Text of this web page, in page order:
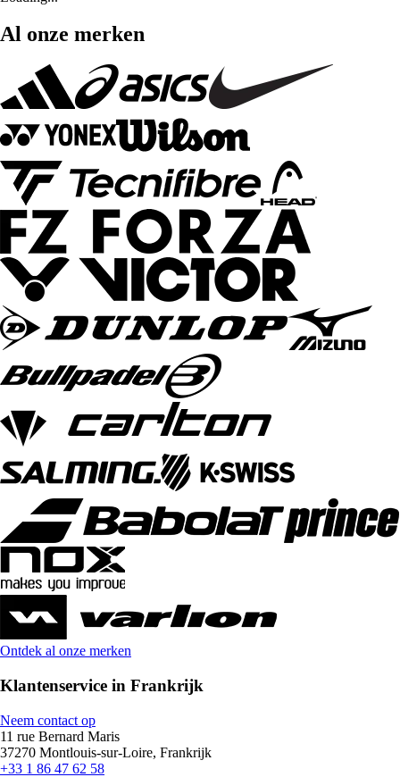
Al onze merken
Ontdek al onze merken
Klantenservice in Frankrijk
Neem contact op
11 rue Bernard Maris
37270 Montlouis-sur-Loire, Frankrijk
+33 1 86 47 62 58